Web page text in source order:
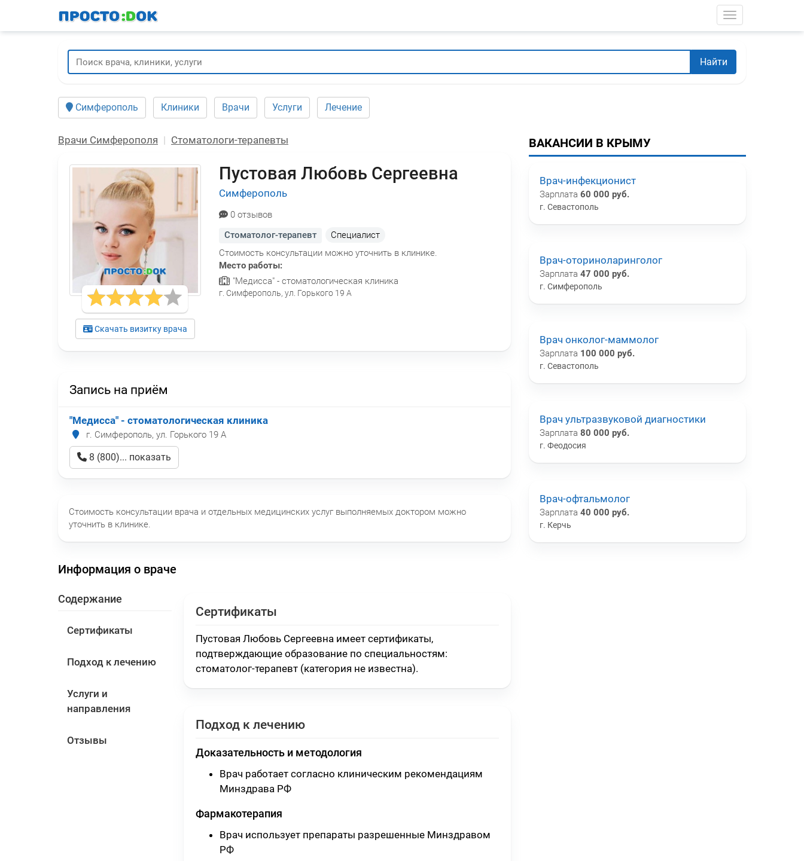
Toggle
Найти
Симферополь Клиники Врачи Услуги Лечение
Врачи Симферополя Стоматологи-терапевты
Скачать визитку врача
Пустовая Любовь Сергеевна
Симферополь
0 отзывов
Стоматолог-терапевт
Специалист
Стоимость консультации можно уточнить в клинике.
Место работы:
"Медисса" - стоматологическая клиника
г. Симферополь, ул. Горького 19 А
Запись на приём
"Медисса" - стоматологическая клиника
г. Симферополь, ул. Горького 19 А
8 (800)... показать
Стоимость консультации врача и отдельных медицинских услуг выполняемых доктором можно
уточнить в клинике.
Информация о враче
Содержание
Сертификаты
Подход к лечению
Услуги и
направления
Отзывы
Сертификаты
Пустовая Любовь Сергеевна имеет сертификаты,
подтверждающие образование по специальностям:
стоматолог-терапевт (категория не известна).
Подход к лечению
Доказательность и методология
Врач работает согласно клиническим рекомендациям
Минздрава РФ
Фармакотерапия
Врач использует препараты разрешенные Минздравом
РФ
ВАКАНСИИ В КРЫМУ
Врач-инфекционист
Зарплата 60 000 руб.
г. Севастополь
Врач-оториноларинголог
Зарплата 47 000 руб.
г. Симферополь
Врач онколог-маммолог
Зарплата 100 000 руб.
г. Севастополь
Врач ультразвуковой диагностики
Зарплата 80 000 руб.
г. Феодосия
Врач-офтальмолог
Зарплата 40 000 руб.
г. Керчь